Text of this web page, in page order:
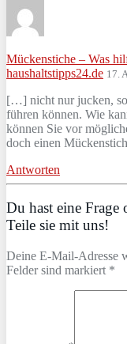
Mückenstiche – Was
haushaltstipps24.de 17.
[…] nicht nur jucken,
führen können. Wie
können Sie vor
doch einen
Antworten
Du hast eine
Teile sie mit uns!
Deine E-Mail-Adresse
Felder sind markiert *